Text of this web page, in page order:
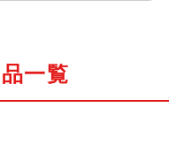
一覧